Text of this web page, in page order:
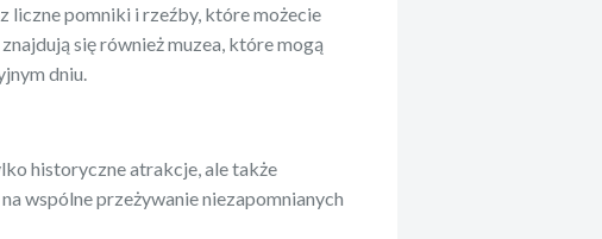
liczne pomniki i rzeźby, które możecie
się również muzea, które mogą
dniu.
historyczne atrakcje, ale także
wspólne przeżywanie niezapomnianych